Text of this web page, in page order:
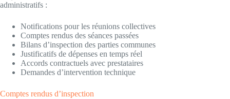
administratifs :
Notifications pour les réunions collectives
Comptes rendus des séances passées
Bilans d’inspection des parties communes
Justificatifs de dépenses en temps réel
Accords contractuels avec prestataires
Demandes d’intervention technique
Comptes rendus d’inspection